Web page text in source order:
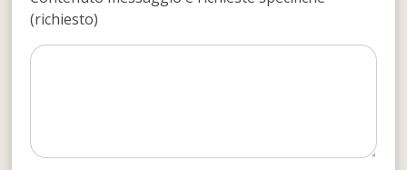
(richiesto)